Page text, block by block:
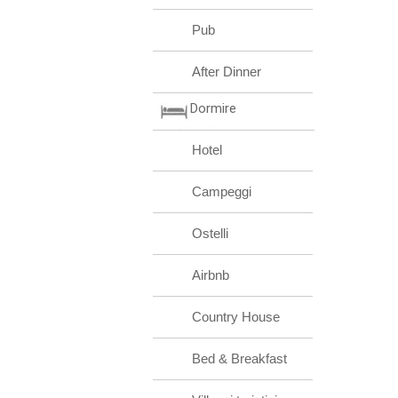
Pub
After Dinner
Dormire
Hotel
Campeggi
Ostelli
Airbnb
Country House
Bed & Breakfast